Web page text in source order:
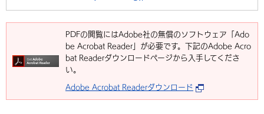
PDFの閲覧にはAdobe社の無償のソフトウェア「Ado
be Acrobat Reader」が必要です。下記のAdobe Acro
bat Readerダウンロードページから入手してくださ
い。
Adobe Acrobat Readerダウンロード